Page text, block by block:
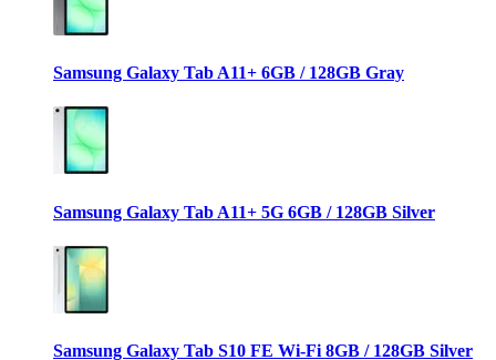
Samsung Galaxy Tab A11+ 6GB / 128GB Gray
Samsung Galaxy Tab A11+ 5G 6GB / 128GB Silver
Samsung Galaxy Tab S10 FE Wi-Fi 8GB / 128GB Silver